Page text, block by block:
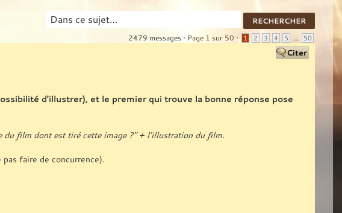
2479 messages • Page 1 sur 50 • 1 2 3 4 5 ... 50
d'illustrer), et le premier qui trouve la bonne réponse pose
du film dont est tiré cette image ?" + l'illustration du film.
faire de concurrence).